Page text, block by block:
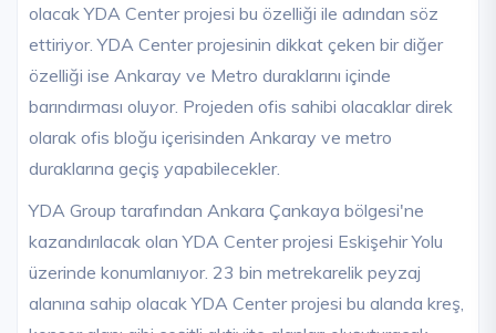
olacak YDA Center projesi bu özelliği ile adından söz
ettiriyor. YDA Center projesinin dikkat çeken bir diğer
özelliği ise Ankaray ve Metro duraklarını içinde
barındırması oluyor. Projeden ofis sahibi olacaklar direk
olarak ofis bloğu içerisinden Ankaray ve metro
duraklarına geçiş yapabilecekler.
YDA Group tarafından Ankara Çankaya bölgesi'ne
kazandırılacak olan YDA Center projesi Eskişehir Yolu
üzerinde konumlanıyor. 23 bin metrekarelik peyzaj
alanına sahip olacak YDA Center projesi bu alanda kreş,